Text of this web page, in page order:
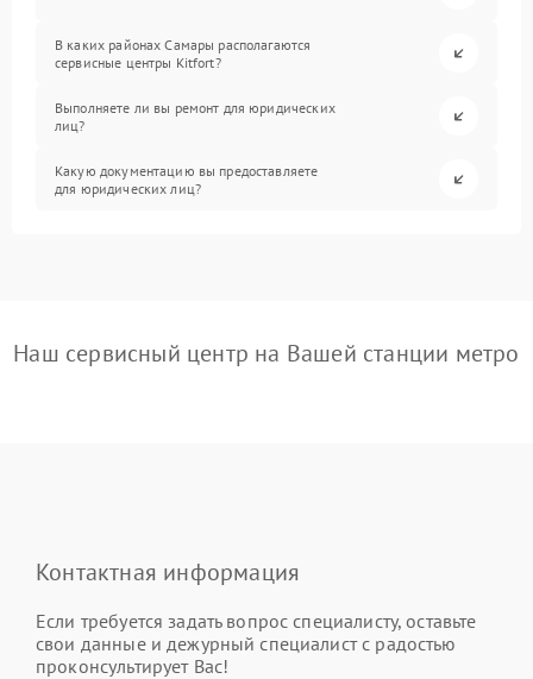
В каких районах Самары располагаются
сервисные центры Kitfort?
Выполняете ли вы ремонт для юридических
лиц?
Какую документацию вы предоставляете
для юридических лиц?
Наш сервисный центр на Вашей станции метро
Контактная информация
Если требуется задать вопрос специалисту, оставьте
свои данные и дежурный специалист с радостью
проконсультирует Вас!